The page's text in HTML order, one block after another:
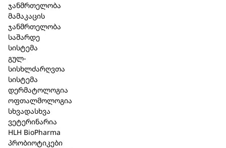
ჯანმრთელობა
მამაკაცის
ჯანმრთელობა
საშარდე
სისტემა
გულ-
სისხლძარღვთა
სისტემა
დერმატოლოგია
ოფთალმოლოგია
სხვადასხვა
ვეტერინარია
HLH BioPharma
პრობიოტიკები
იჩტო ვეტ დერმა-შამპოო / Ichto
vet derma shampoo 250 წვ.
კატეგორია:ვეტერინარია